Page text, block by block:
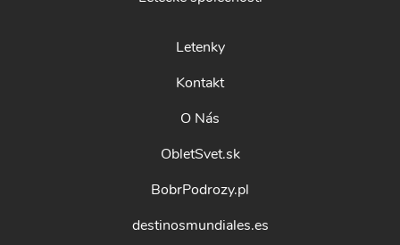
Letenky
Kontakt
O Nás
ObletSvet.sk
BobrPodrozy.pl
destinosmundiales.es